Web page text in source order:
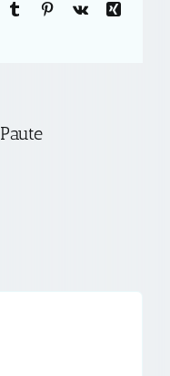
Tumblr Pinterest
Vk
Xing